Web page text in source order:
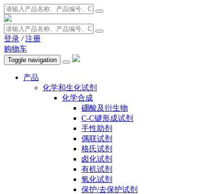
登录 / 注册
购物车
Toggle navigation
产品
化学和生化试剂
化学合成
硼酸及衍生物
C-C键形成试剂
手性助剂
偶联试剂
格氏试剂
卤化试剂
有机试剂
氧化试剂
保护/去保护试剂